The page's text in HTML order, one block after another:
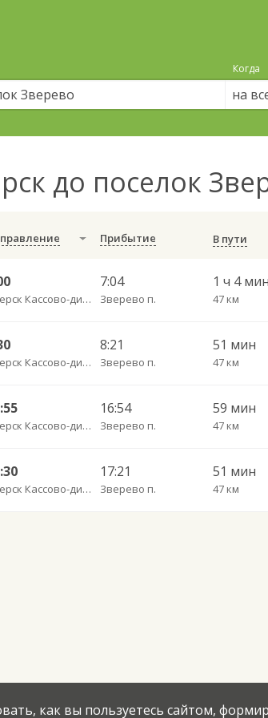
Когда
на
до поселок
Прибытие В пути
Озерск Кассово-диспетчерский пункт
7:04
Зверево п.
1 ч 4 мин
47 км
Озерск Кассово-диспетчерский пункт
8:21
Зверево п.
51 мин
47 км
Озерск Кассово-диспетчерский пункт
16:54
Зверево п.
59 мин
47 км
Озерск Кассово-диспетчерский пункт
17:21
Зверево п.
51 мин
47 км
как вы пользуетесь сайтом,